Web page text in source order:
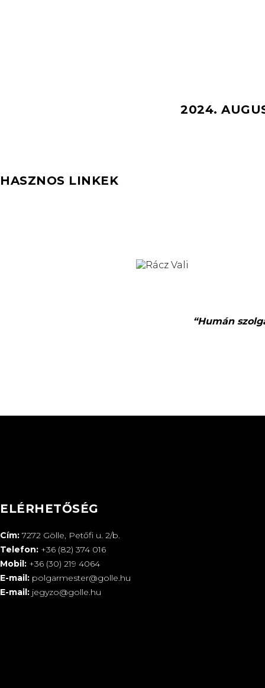
2024.
HASZNOS LINKEK
“Humán
ELÉRHETŐSÉG
Cím: 7272 Gölle, Petőfi u. 2/b.
Telefon: +36 (82) 374 016
Mobil: +36 (30) 219 4064
E-mail: polgarmester@golle.hu
E-mail: jegyzo@golle.hu